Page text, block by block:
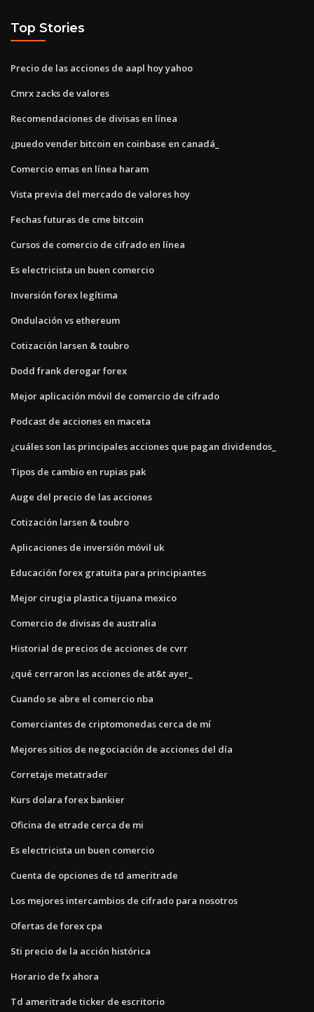
Top Stories
Precio de las acciones de aapl hoy yahoo
Cmrx zacks de valores
Recomendaciones de divisas en línea
¿puedo vender bitcoin en coinbase en canadá_
Comercio emas en línea haram
Vista previa del mercado de valores hoy
Fechas futuras de cme bitcoin
Cursos de comercio de cifrado en línea
Es electricista un buen comercio
Inversión forex legítima
Ondulación vs ethereum
Cotización larsen & toubro
Dodd frank derogar forex
Mejor aplicación móvil de comercio de cifrado
Podcast de acciones en maceta
¿cuáles son las principales acciones que pagan dividendos_
Tipos de cambio en rupias pak
Auge del precio de las acciones
Cotización larsen & toubro
Aplicaciones de inversión móvil uk
Educación forex gratuita para principiantes
Mejor cirugia plastica tijuana mexico
Comercio de divisas de australia
Historial de precios de acciones de cvrr
¿qué cerraron las acciones de at&t ayer_
Cuando se abre el comercio nba
Comerciantes de criptomonedas cerca de mí
Mejores sitios de negociación de acciones del día
Corretaje metatrader
Kurs dolara forex bankier
Oficina de etrade cerca de mi
Es electricista un buen comercio
Cuenta de opciones de td ameritrade
Los mejores intercambios de cifrado para nosotros
Ofertas de forex cpa
Sti precio de la acción histórica
Horario de fx ahora
Td ameritrade ticker de escritorio